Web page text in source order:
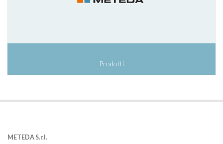
Prodotti
METEDA S.r.l.